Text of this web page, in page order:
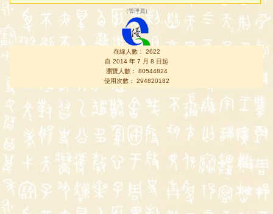
（管理員 ）
在線人數： 2622
自 2014 年 7 月 8 日起
瀏覽人數： 80544824
使用次數： 294820182